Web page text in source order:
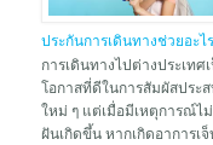
ประกันการเดินทางช่วยอะไ
กรณีเจ็บป่วยในต่างประเทศ
การเดินทางไปต่างประเทศ
โอกาสที่ดีในการสัมผัสประ
ใหม่ ๆ แต่เมื่อมีเหตุการณ์ไ
ฝันเกิดขึ้น หากเกิดอาการเ